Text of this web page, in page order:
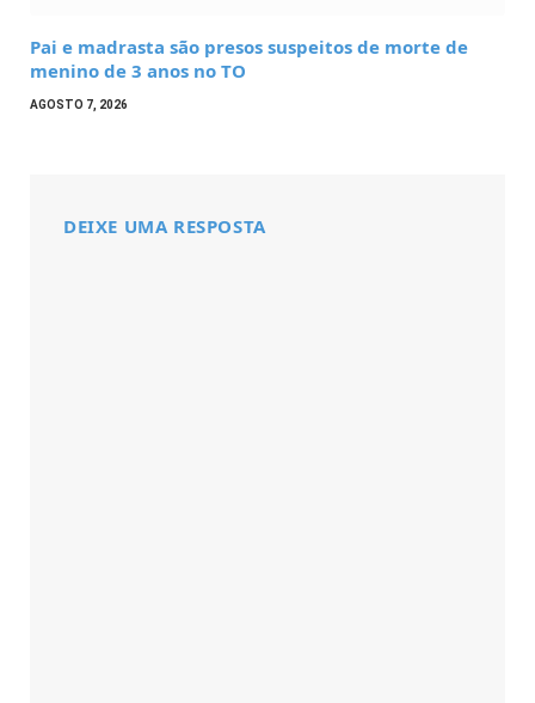
Pai e madrasta são presos suspeitos de morte de
menino de 3 anos no TO
AGOSTO 7, 2026
DEIXE UMA RESPOSTA